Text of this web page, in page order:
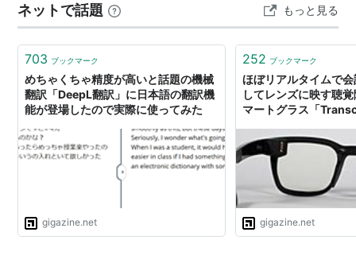
される人たちの投稿らしい礼儀正しく、おもてなしの文
化、漫画にみられる共通の感情それらが日本的と思って
いたものが、排外主義的で暴力的な罵倒にあふれて…
ネットで話題 もっと見る
703 ブックマーク
めちゃくちゃ精度が高いと話題の機械
翻訳「DeepL翻訳」に日本語の翻訳機
能が登場したので実際に使ってみた
gigazine.net
252 ブックマーク
ほぼリアルタイムで
してレンズに映す聴
マートグラス「
gigazine.net